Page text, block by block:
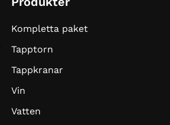
Kompletta paket
Tapptorn
Tappkranar
Vin
Vatten